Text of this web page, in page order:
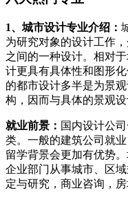
1、城市设计专业介绍：
为研究对象的设计工作
之间的一种设计。相对
计更具有具体性和图形
的都市设计多半是为景
构，因而与具体的景观
就业前景： 国内设计公
类。一般的建筑公司就
留学背景会更加有优势
企业部门从事城市、区
定与研究，商业咨询，